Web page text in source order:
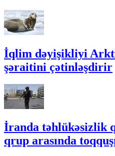
İqlim dəyişikliyi
şəraitini çətinləşdirir
İranda təhlükəsizlik
qrup arasında